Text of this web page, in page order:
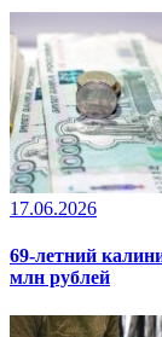
17.06.2026
69-летний
млн рублей